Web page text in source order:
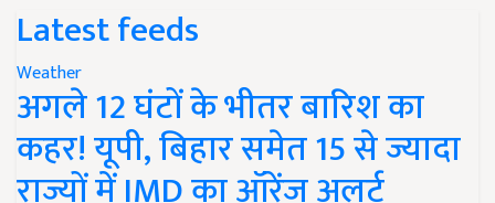
Latest feeds
Weather
अगले 12 घंटों के भीतर बारिश का
कहर! यूपी, बिहार समेत 15 से ज्यादा